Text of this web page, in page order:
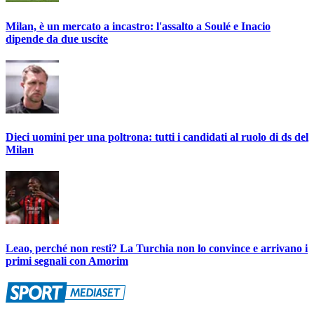
Milan, è un mercato a incastro: l'assalto a Soulé e Inacio
dipende da due uscite
Dieci uomini per una poltrona: tutti i candidati al ruolo di ds del
Milan
Leao, perché non resti? La Turchia non lo convince e arrivano i
primi segnali con Amorim